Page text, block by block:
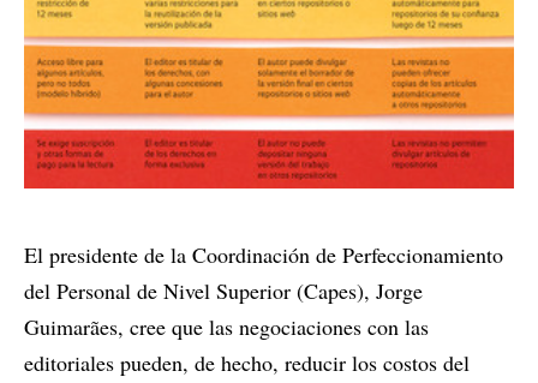
El presidente de la Coordinación de Perfeccionamiento
del Personal de Nivel Superior (Capes), Jorge
Guimarães, cree que las negociaciones con las
editoriales pueden, de hecho, reducir los costos del